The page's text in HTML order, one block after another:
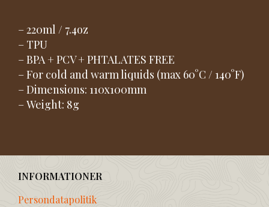
– 220ml / 7.4oz
– TPU
– BPA + PCV + PHTALATES FREE
– For cold and warm liquids (max 60°C / 140°F)
– Dimensions: 110x100mm
– Weight: 8g
INFORMATIONER
Persondatapolitik